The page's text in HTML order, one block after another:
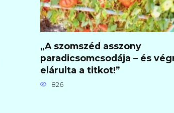
„A szomszéd asszony
paradicsomcsodája – és
elárulta a titkot!”
826